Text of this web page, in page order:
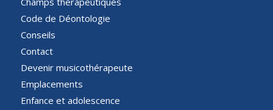
Code de Déontologie
Conseils
Contact
Devenir musicothérapeute
Emplacements
Enfance et adolescence